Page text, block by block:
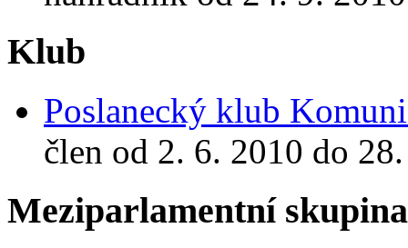
Klub
Poslanecký klub
člen od 2. 6. 2010 do
Meziparlamentní